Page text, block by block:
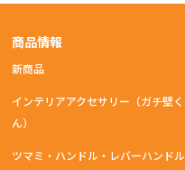
商品情報
新商品
インテリアアクセサリー（ガチ壁く
ん）
ツマミ・ハンドル・レバーハンドル